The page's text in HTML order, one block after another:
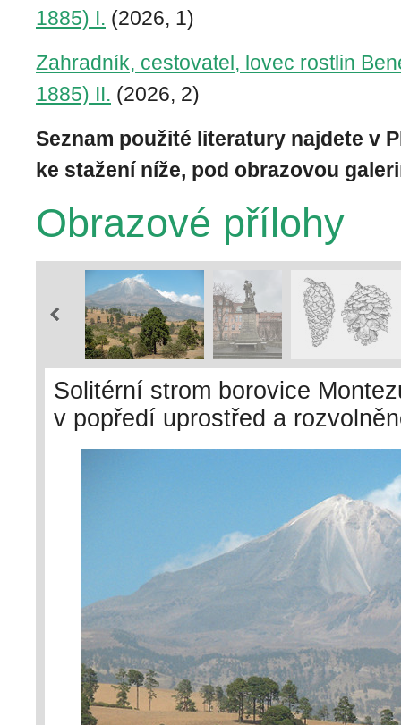
1885) I. (2026, 1)
Zahradník, cestovatel, lovec rostlin
1885) II. (2026, 2)
Seznam použité literatury najdete v
ke stažení níže, pod obrazovou
Obrazové přílohy
Solitérní strom borovice
v popředí uprostřed a
hartwegii) na blízkém i
Mexika, Pico de Orizaba
druhů byl Benediktem
publikovanými, ale pozdějšími
v dobré víře, že všechna
R. Businský